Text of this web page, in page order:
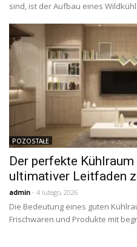
sind, ist der Aufbau eines
POZOSTAŁE
Der perfekte
ultimativer Leitfaden
admin - 4 lutego, 2026
Die Bedeutung eines guten
Frischwaren und Produkte mit